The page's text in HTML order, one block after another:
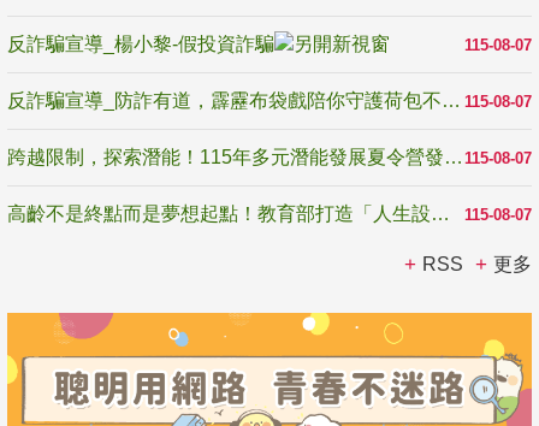
115-08-07
反詐騙宣導_楊小黎-假投資詐騙
115-08-07
反詐騙宣導_防詐有道，霹靂布袋戲陪你守護荷包不受騙
115-08-07
跨越限制，探索潛能！115年多元潛能發展夏令營發掘生命無限可能
115-08-07
高齡不是終點而是夢想起點！教育部打造「人生設計夢工場」 參展第3屆高齡健康產業博覽會
RSS 更多